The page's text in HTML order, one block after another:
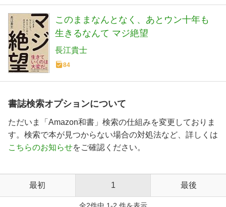
このままなんとなく、あとウン十年も
生きるなんて マジ絶望
長江貴士
84
書誌検索オプションについて
ただいま「Amazon和書」検索の仕組みを変更しておりま
す。検索で本が見つからない場合の対処法など、詳しくは
こちらのお知らせをご確認ください。
最初 1 最後